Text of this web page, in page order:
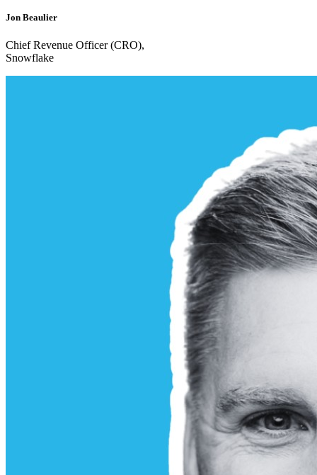
Jon Beaulier
Chief Revenue Officer (CRO),
Snowflake